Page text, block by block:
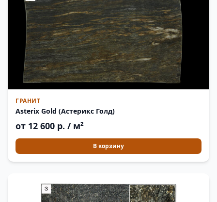
ГРАНИТ
Asterix Gold (Астерикс Голд)
от 12 600 р. / м²
В корзину